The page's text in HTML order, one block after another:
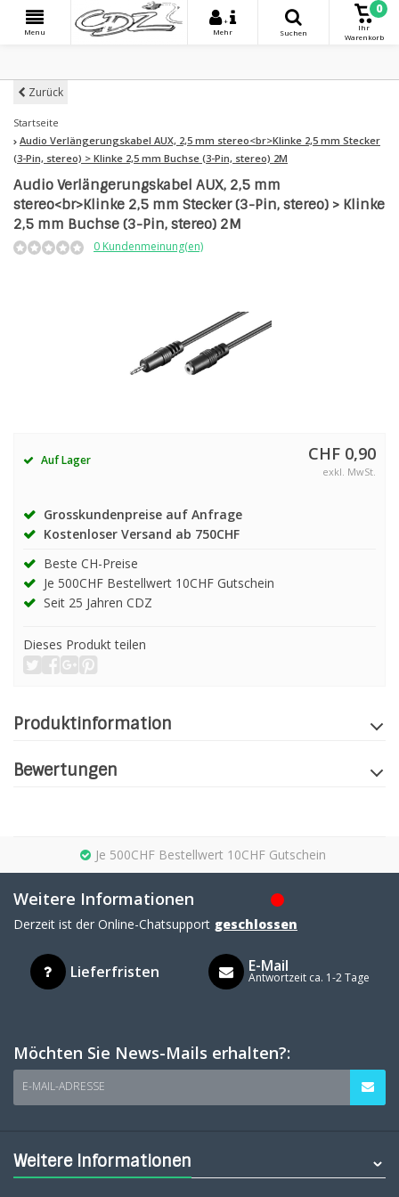
Menu
+
Mehr
Suchen
0
Ihr
Warenkorb
Zurück
Startseite
Audio Verlängerungskabel AUX, 2,5 mm stereo<br>Klinke 2,5 mm Stecker
(3-Pin, stereo) > Klinke 2,5 mm Buchse (3-Pin, stereo) 2M
Audio Verlängerungskabel AUX, 2,5 mm
stereo<br>Klinke 2,5 mm Stecker (3-Pin, stereo) > Klinke
2,5 mm Buchse (3-Pin, stereo) 2M
0 Kundenmeinung(en)
Auf Lager CHF 0,90
exkl. MwSt.
Grosskundenpreise auf Anfrage
Kostenloser Versand ab 750CHF
Beste CH-Preise
Je 500CHF Bestellwert 10CHF Gutschein
Seit 25 Jahren CDZ
Dieses Produkt teilen
Produktinformation
Bewertungen
Je 500CHF Bestellwert 10CHF Gutschein
Weitere Informationen
Derzeit ist der Online-Chatsupport geschlossen
Lieferfristen E-Mail
Antwortzeit ca. 1-2 Tage
Möchten Sie News-Mails erhalten?:
E-MAIL-ADRESSE
Weitere Informationen